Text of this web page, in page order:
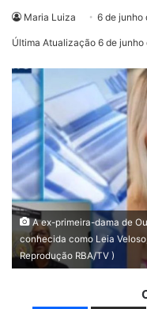
Maria Luiza 6 de junho
Última Atualização 6 de junho
A ex-primeira-dama de
conhecida como Leia
Reprodução RBA/TV )